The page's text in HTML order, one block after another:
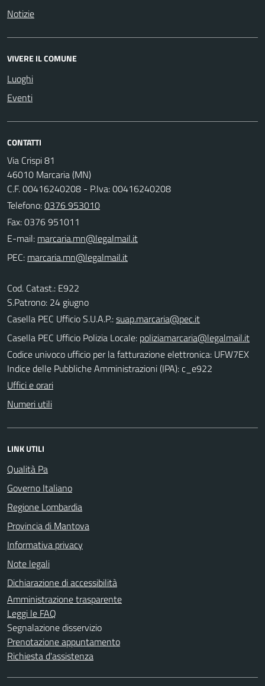
Notizie
VIVERE IL COMUNE
Luoghi
Eventi
CONTATTI
Via Crispi 81
46010 Marcaria (MN)
C.F. 00416240208 - P.Iva: 00416240208
Telefono:0376 953010
Fax: 0376 951011
E-mail:
PEC:
Cod. Catast.: E922
S.Patrono: 24 giugno
Casella PEC Ufficio S.U.A.P.:suap.marcaria@pec.it
Casella PEC Ufficio Polizia Locale: poliziamarcaria@legalmail.it
Codice univoco ufficio per la fatturazione elettronica: UFW7EX
Indice delle Pubbliche Amministrazioni (IPA): c_e922
Uffici e orari
Numeri utili
LINK UTILI
Qualità Pa
Governo Italiano
Regione Lombardia
Provincia di Mantova
Informativa privacy
Note legali
Dichiarazione di accessibilità
Amministrazione trasparente
Leggi le FAQ
Segnalazione disservizio
Prenotazione appuntamento
Richiesta d'assistenza